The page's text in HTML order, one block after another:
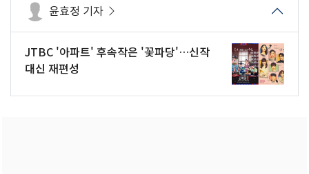
윤효정 기자
JTBC '아파트' 후속작은 '꽃파당'…신작
대신 재편성